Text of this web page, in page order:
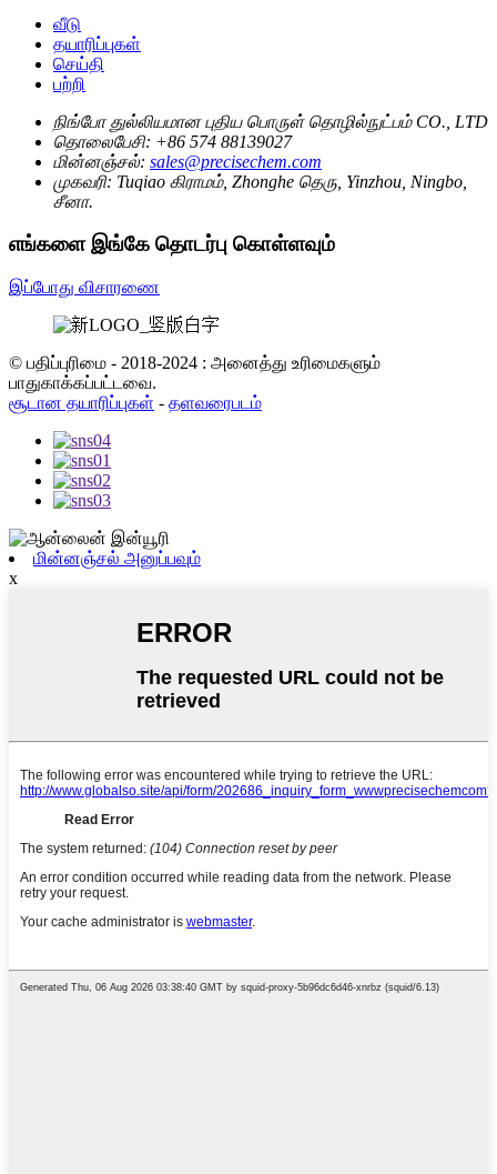
வீடு
தயாரிப்புகள்
செய்தி
பற்றி
நிங்போ துல்லியமான புதிய பொருள் தொழில்நுட்பம் CO., LTD
தொலைபேசி: +86 574 88139027
மின்னஞ்சல்: sales@precisechem.com
முகவரி: Tuqiao கிராமம், Zhonghe தெரு, Yinzhou, Ningbo,
சீனா.
எங்களை இங்கே தொடர்பு கொள்ளவும்
இப்போது விசாரணை
© பதிப்புரிமை - 2018-2024 : அனைத்து உரிமைகளும்
பாதுகாக்கப்பட்டவை.
சூடான தயாரிப்புகள் - தளவரைபடம்
மின்னஞ்சல் அனுப்பவும்
x